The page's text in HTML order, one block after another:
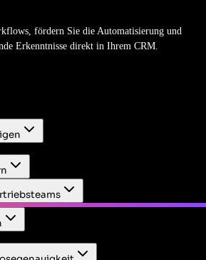
fördern Sie die Automatisierung und
Erkenntnisse direkt in Ihrem CRM.
Workflows mit hohem
werden kann. Messen Sie
der KI auf das Verhalten
schnell mit dem in der Service